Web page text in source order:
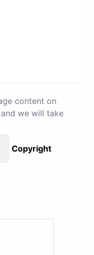
content on
and we will take
Copyright